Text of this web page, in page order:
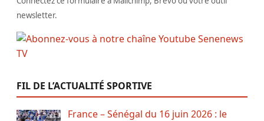
newsletter.
FIL DE L’ACTUALITÉ SPORTIVE
France – Sénégal du 16 juin 2026 : le